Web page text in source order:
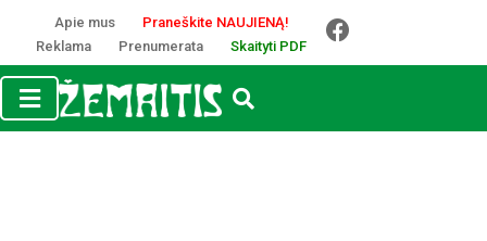
Apie mus
Praneškite NAUJIENĄ!
Reklama
Prenumerata Skaityti PDF